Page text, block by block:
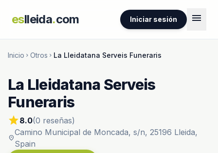
eslleida.com Iniciar sesión menu
Inicio chevron_right Otros chevron_right La Lleidatana Serveis Funeraris
La Lleidatana Serveis
Funeraris
star8.0(0 reseñas)
location_on
Camino Municipal de Moncada, s/n, 25196 Lleida,
Spain